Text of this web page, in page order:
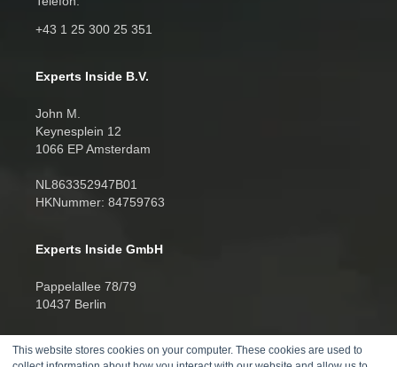
This website stores cookies on your computer. These cookies are used to
+43 1 25 300 25 351
Experts Inside B.V.
John M.
Keynesplein 12
1066 EP Amsterdam
NL863352947B01
HKNummer: 84759763
Experts Inside GmbH
Pappelallee 78/79
10437 Berlin
HRB 277388
UID DE457701178